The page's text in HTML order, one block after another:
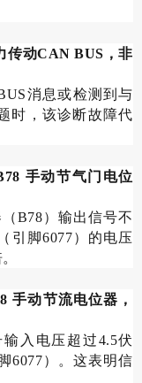
传动CAN BUS ，非
消息或检测到与
时，该诊断故障代
手动节气门电位
B78）输出信号不
（引脚6077）的电压
手动节流电位器，
输入电压超过4.5伏
6077）。这表明信